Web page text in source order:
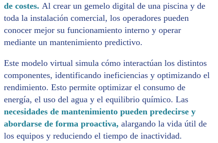
de costes. Al crear un gemelo digital de una piscina y de
toda la instalación comercial, los operadores pueden
conocer mejor su funcionamiento interno y operar
mediante un mantenimiento predictivo.
Este modelo virtual simula cómo interactúan los distintos
componentes, identificando ineficiencias y optimizando el
rendimiento. Esto permite optimizar el consumo de
energía, el uso del agua y el equilibrio químico. Las
necesidades de mantenimiento pueden predecirse y
abordarse de forma proactiva, alargando la vida útil de
los equipos y reduciendo el tiempo de inactividad.